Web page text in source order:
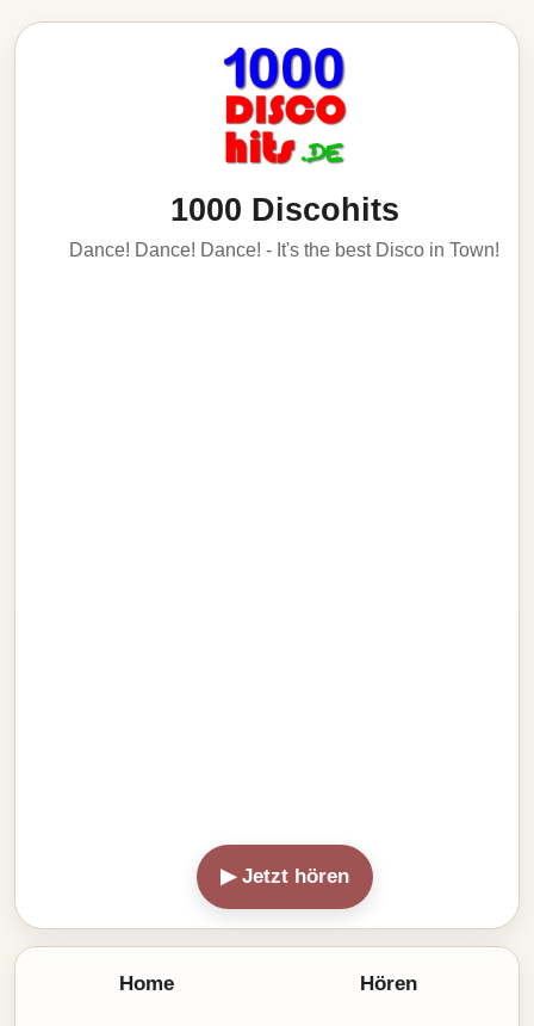
1000 Discohits
Dance! Dance! Dance! - It's the best Disco in Town!
▶ Jetzt hören
Home Hören